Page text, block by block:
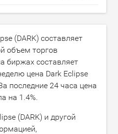
(DARK) составляет
объем торгов
биржах составляет
цена Dark Eclipse
последние 24 часа цена
на 1.4%.
(DARK) и другой